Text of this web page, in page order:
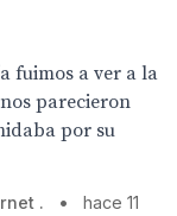
fuimos a ver a la
parecieron
por su
. •
hace 11